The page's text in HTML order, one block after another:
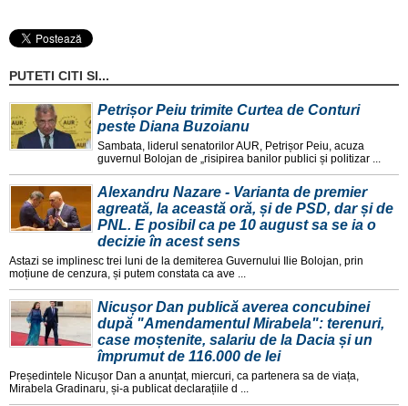
PUTETI CITI SI...
Petrișor Peiu trimite Curtea de Conturi
peste Diana Buzoianu
Sambata, liderul senatorilor AUR, Petrișor Peiu, acuza
guvernul Bolojan de „risipirea banilor publici și politizar ...
Alexandru Nazare - Varianta de premier
agreată, la această oră, și de PSD, dar și de
PNL. E posibil ca pe 10 august sa se ia o
decizie în acest sens
Astazi se implinesc trei luni de la demiterea Guvernului Ilie Bolojan, prin
moțiune de cenzura, și putem constata ca ave ...
Nicușor Dan publică averea concubinei
după "Amendamentul Mirabela": terenuri,
case moștenite, salariu de la Dacia și un
împrumut de 116.000 de lei
Președintele Nicușor Dan a anunțat, miercuri, ca partenera sa de viața,
Mirabela Gradinaru, și-a publicat declarațiile d ...